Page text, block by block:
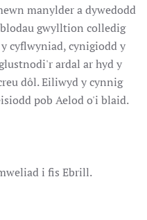
manylder a dywedodd
gwylltion colledig
cyflwyniad, cynigiodd y
ardal ar hyd y
dôl. Eiliwyd y cynnig
pob Aelod o'i blaid.
i fis Ebrill.